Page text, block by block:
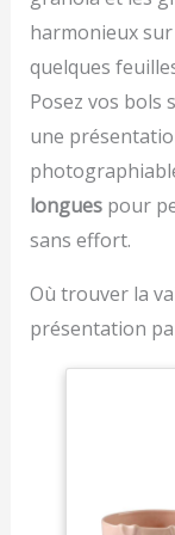
harmonieux
quelques
Posez vos bols
une
longuespour
sans effort.
Où trouver la
présentation